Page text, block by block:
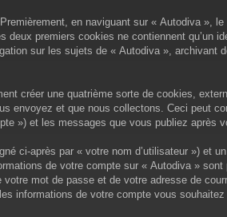
en naviguant sur « Autodiva »,
deux premiers cookies ne contiennent
sur les sujets de « Autodiva »,
créer une quatrième sorte de cookies,
envoyez et que nous collectons. Ceci peut
») et les messages que vous publiez
ci-après par « votre nom d’utilisateur »)
de votre compte sur « Autodiva »
mot de passe et de votre adresse de
informations de votre compte vous